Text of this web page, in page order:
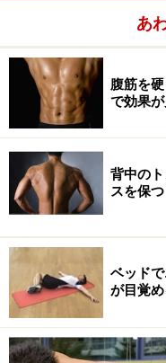
あ
腹筋を
で効果
背中の
スを保つ
ベッド
が目覚